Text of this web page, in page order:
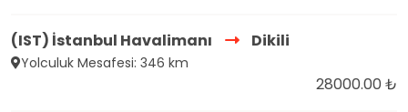
(IST) İstanbul Havalimanı Dikili
Yolculuk Mesafesi: 346 km
28000.00 ₺